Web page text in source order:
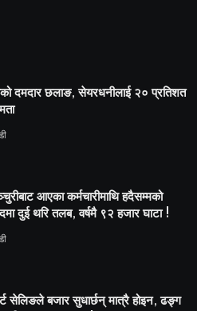
दमदार छलाङ, सेयरधनीलाई २० प्रतिशत
आएका कर्मचारीमाथि हदैसम्मको
दुई थरि तलब, वर्षमै ९२ हजार घाटा !
सेलिङले बजार सुधार्छन् मात्रै होइन, ढङ्ग